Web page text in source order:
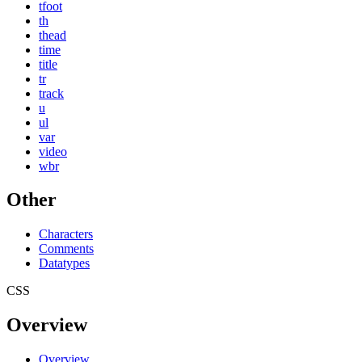
tfoot
th
thead
time
title
tr
track
u
ul
var
video
wbr
Other
Characters
Comments
Datatypes
CSS
Overview